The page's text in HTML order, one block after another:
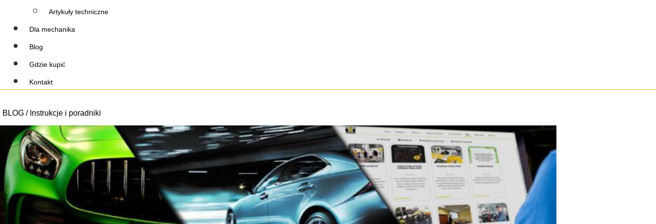
Artykuły techniczne
Dla mechanika
Blog
Gdzie kupić
Kontakt
BLOG / Instrukcje i poradniki